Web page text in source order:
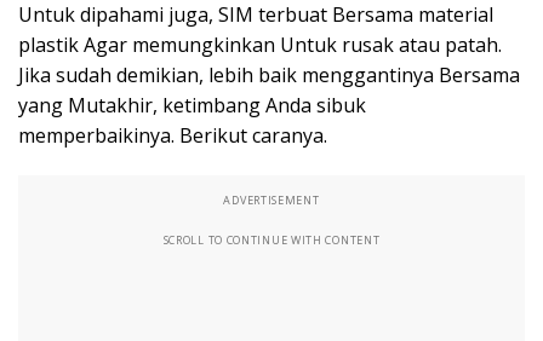
Untuk dipahami juga, SIM terbuat Bersama material
plastik Agar memungkinkan Untuk rusak atau patah.
Jika sudah demikian, lebih baik menggantinya Bersama
yang Mutakhir, ketimbang Anda sibuk
memperbaikinya. Berikut caranya.
ADVERTISEMENT
SCROLL TO CONTINUE WITH CONTENT